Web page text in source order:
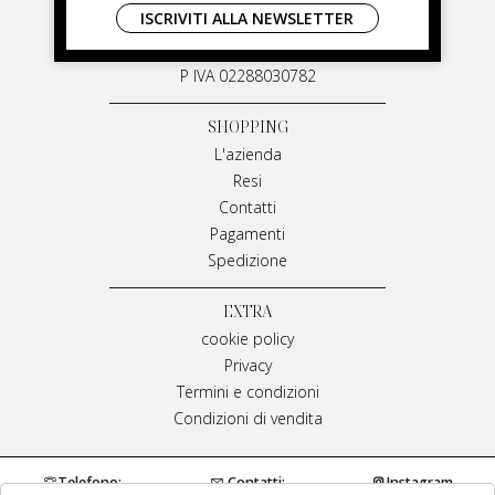
Via G. Matteotti, 91
87055 San Giovanni in Fiore Italia
P IVA 02288030782
SHOPPING
L'azienda
Resi
Contatti
Pagamenti
Spedizione
EXTRA
cookie policy
Privacy
Termini e condizioni
Condizioni di vendita
Telefono:
Contatti:
Instagram
ISCRIVITI ALLA NEWSLETTER